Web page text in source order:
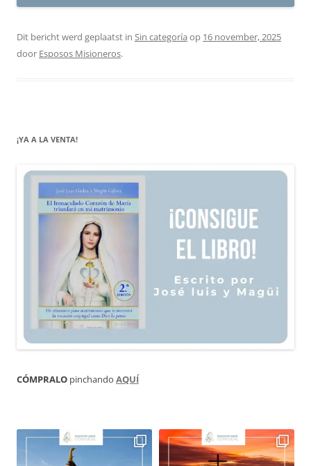
Dit bericht werd geplaatst in Sin categoría op 16 november, 2025
door Esposos Misioneros.
¡YA A LA VENTA!
CÓMPRALO pinchando AQUÍ